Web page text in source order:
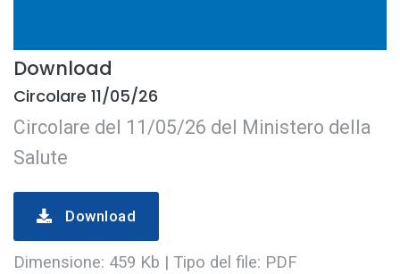
Download
Circolare 11/05/26
Circolare del 11/05/26 del Ministero della
Salute
Download
Dimensione: 459 Kb | Tipo del file: PDF